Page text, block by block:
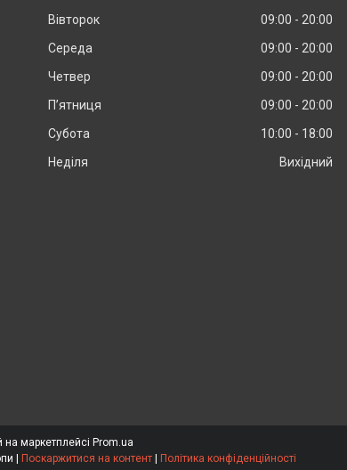
Вівторок
09:00
20:00
Середа
09:00
20:00
Четвер
09:00
20:00
Пʼятниця
09:00
20:00
Субота
10:00
18:00
Неділя
Вихідний
на маркетплейсі Prom.ua
Поскаржитися на контент Політика конфіденційності